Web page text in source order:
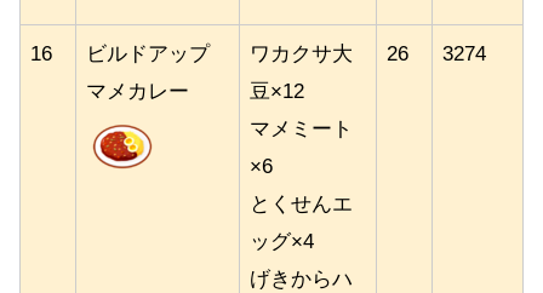
16
ビルドアップ
マメカレー
ワカクサ大
豆×12
マメミート
×6
とくせんエ
ッグ×4
げきからハ
26 3274